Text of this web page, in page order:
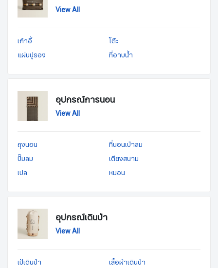
View All
เก้าอี้
โต๊ะ
แผ่นปูรอง
ที่อาบน้ำ
อุปกรณ์การนอน
View All
ถุงนอน
ที่นอนเป่าลม
ปั๊มลม
เตียงสนาม
เปล
หมอน
อุปกรณ์เดินป่า
View All
เป้เดินป่า
เสื้อผ้าเดินป่า